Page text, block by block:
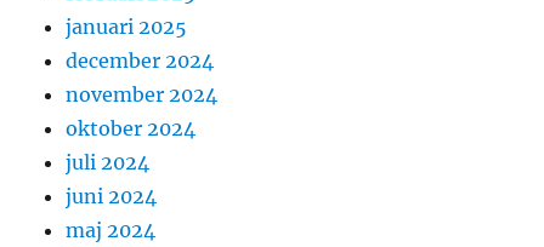
januari 2025
december 2024
november 2024
oktober 2024
juli 2024
juni 2024
maj 2024